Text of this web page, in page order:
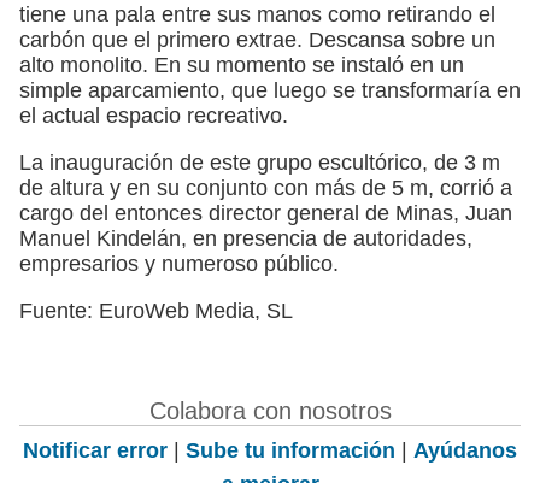
tiene una pala entre sus manos como retirando el
carbón que el primero extrae. Descansa sobre un
alto monolito. En su momento se instaló en un
simple aparcamiento, que luego se transformaría en
el actual espacio recreativo.
La inauguración de este grupo escultórico, de 3 m
de altura y en su conjunto con más de 5 m, corrió a
cargo del entonces director general de Minas, Juan
Manuel Kindelán, en presencia de autoridades,
empresarios y numeroso público.
Fuente: EuroWeb Media, SL
Colabora con nosotros
Notificar error | Sube tu información | Ayúdanos